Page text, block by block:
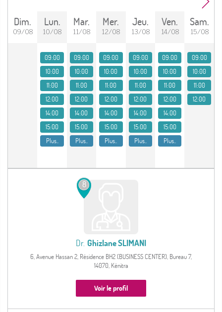
dim.
09/08
lun.
10/08
mar.
11/08
mer.
12/08
jeu.
13/08
ven.
14/08
sam.
15/08
09:00
10:00
11:00
12:00
14:00
15:00
Plus..
09:00
10:00
11:00
12:00
14:00
15:00
Plus..
09:00
10:00
11:00
12:00
14:00
15:00
Plus..
09:00
10:00
11:00
12:00
14:00
15:00
Plus..
09:00
10:00
11:00
12:00
14:00
15:00
Plus..
09:00
10:00
11:00
12:00
8
Dr. Ghizlane SLIMANI
6, Avenue Hassan 2, Résidence BH2 (BUSINESS CENTER), Bureau 7,
14070, Kénitra
Voir le profil